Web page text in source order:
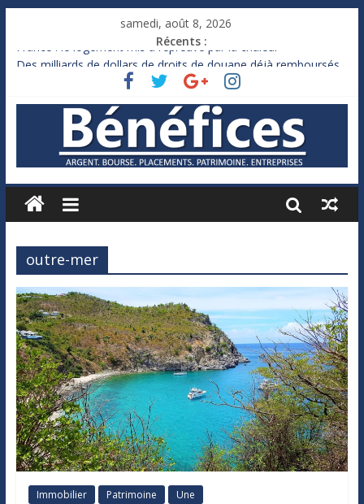
samedi, août 8, 2026
Récents :
France : le logement mis à l’épreuve par la chaleur
Des milliards de dollars de droits de douane déjà remboursés
Royaume-Uni : Andy Burnham recule sur l’impôt
Xavier Niel, le milliardaire qui ne touche presque rien
Ruée des fortunes russes vers l’étranger
outre-mer
Immobilier Patrimoine Une